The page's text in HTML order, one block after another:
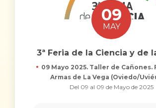
09
MAY
3ª Feria de la Ciencia y de
09 Mayo 2025. Taller de Cañones.
Armas de La Vega (Oviedo/
Del 09 al 09 de Mayo de 2025